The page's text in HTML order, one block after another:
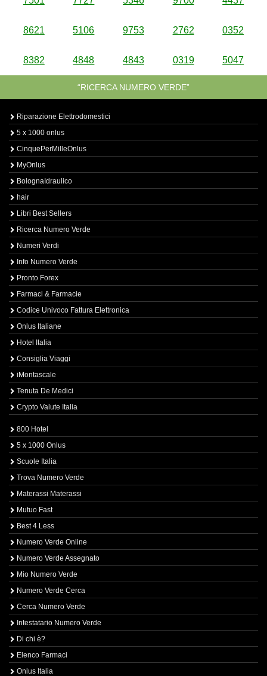
8621 5106 9753 2762 0352
8382 4848 4843 0319 5047
“RICERCA NUMERO VERDE”
Riparazione Elettrodomestici
5 x 1000 onlus
CinquePerMilleOnlus
MyOnlus
BolognaIdraulico
hair
Libri Best Sellers
Ricerca Numero Verde
Numeri Verdi
Info Numero Verde
Pronto Forex
Farmaci & Farmacie
Codice Univoco Fattura Elettronica
Onlus Italiane
Hotel Italia
Consiglia Viaggi
iMontascale
Tenuta De Medici
Crypto Valute Italia
800 Hotel
5 x 1000 Onlus
Scuole Italia
Trova Numero Verde
Materassi Materassi
Mutuo Fast
Best 4 Less
Numero Verde Online
Numero Verde Assegnato
Mio Numero Verde
Numero Verde Cerca
Cerca Numero Verde
Intestatario Numero Verde
Di chi è?
Elenco Farmaci
Onlus Italia